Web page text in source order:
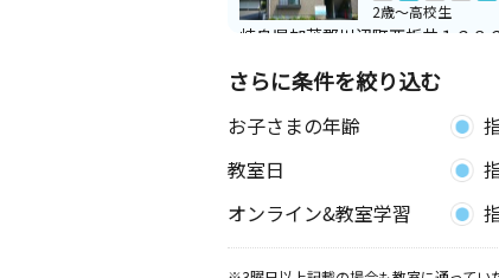
2歳～高校生
岐阜県加茂郡川辺町西栃井１２８
下米田教室
木 金
3歳～高校生
岐阜県美濃加茂市下米田町西脇４
川合地区セン
さらに条件を絞り込む
お子さまの年齢
教室日
オンライン&教室学習